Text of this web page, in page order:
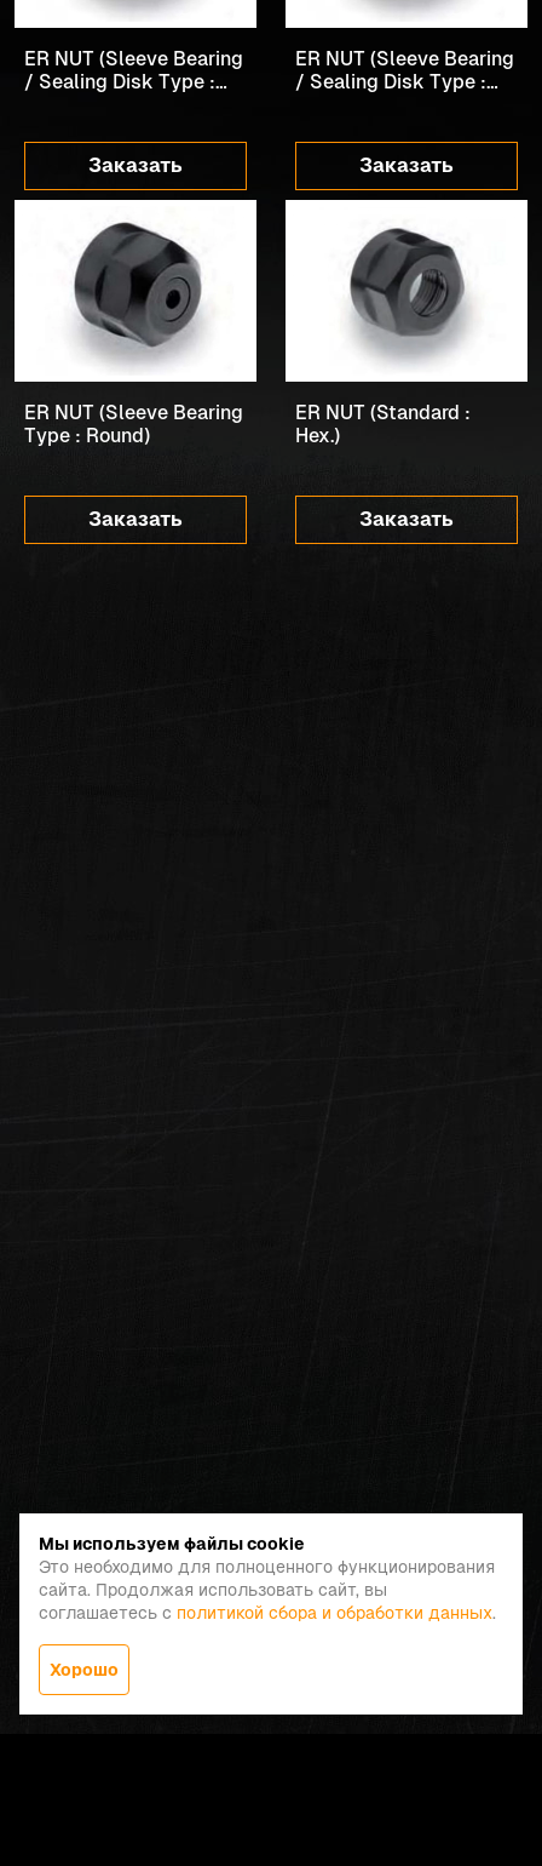
ER NUT (Sleeve Bearing
/ Sealing Disk Type :
Заказать
ER NUT (Sleeve Bearing
/ Sealing Disk Type :
Заказать
ER NUT (Sleeve Bearing
Type : Round)
Заказать
ER NUT (Standard :
Hex.)
Заказать
Мы используем файлы cookie
Это необходимо для полноценного функционирования
сайта. Продолжая использовать сайт, вы
соглашаетесь с политикой сбора и обработки данных.
Хорошо